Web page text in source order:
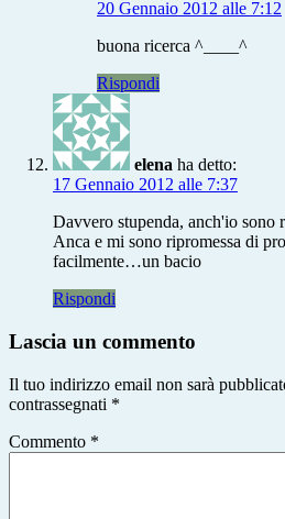
20 Gennaio 2012 alle 7:12
buona ricerca ^____^
Rispondi
elena ha detto:
17 Gennaio 2012 alle 7:37
Davvero stupenda, anch'io sono
Anca e mi sono ripromessa di
facilmente…un bacio
Rispondi
Lascia un commento
Il tuo indirizzo email non sarà
contrassegnati *
Commento *